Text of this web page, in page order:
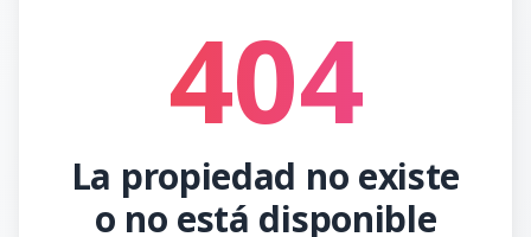
404
La propiedad no existe
o no está disponible